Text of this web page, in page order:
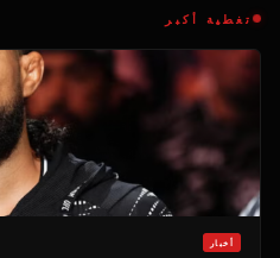
تغطية أكبر
أخبار